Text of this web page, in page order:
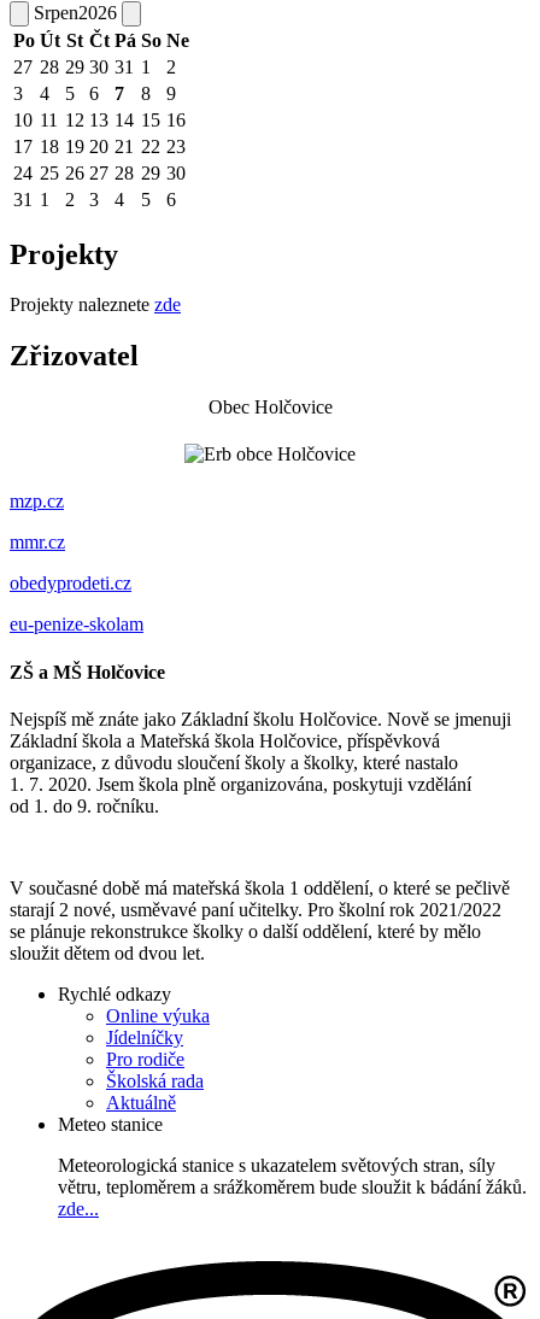
Srpen2026
Po Út St Čt Pá So Ne
27 28 29 30 31 1
2
3
4 5 6 7 8
9
10 11 12 13 14 15 16
17 18 19 20 21 22 23
24 25 26 27 28 29 30
31 1 2 3 4 5 6
Projekty
Projekty naleznete zde
Zřizovatel
Obec Holčovice
mzp.cz
mmr.cz
obedyprodeti.cz
eu-penize-skolam
ZŠ a MŠ Holčovice
Nejspíš mě znáte jako Základní školu Holčovice. Nově se jmenuji
Základní škola a Mateřská škola Holčovice, příspěvková
organizace, z důvodu sloučení školy a školky, které nastalo
1. 7. 2020. Jsem škola plně organizována, poskytuji vzdělání
od 1. do 9. ročníku.
V současné době má mateřská škola 1 oddělení, o které se pečlivě
starají 2 nové, usměvavé paní učitelky. Pro školní rok 2021/2022
se plánuje rekonstrukce školky o další oddělení, které by mělo
sloužit dětem od dvou let.
Rychlé odkazy
Online výuka
Jídelníčky
Pro rodiče
Školská rada
Aktuálně
Meteo stanice
Meteorologická stanice s ukazatelem světových stran, síly
větru, teploměrem a srážkoměrem bude sloužit k bádání žáků.
zde...